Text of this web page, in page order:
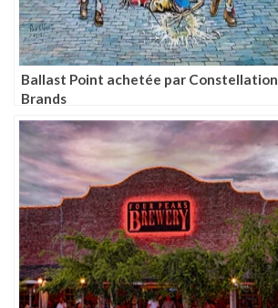
Ballast Point achetée par Constellation
Brands